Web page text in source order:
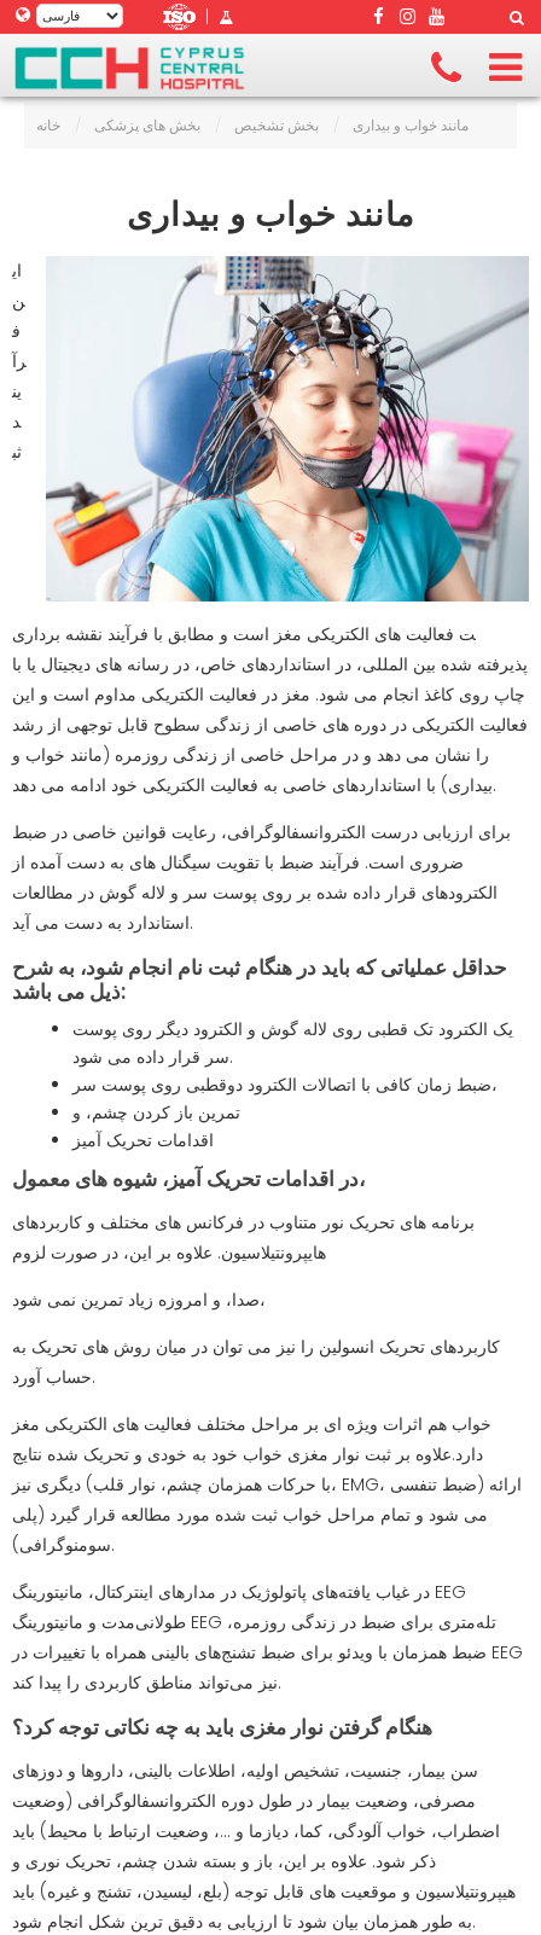
خانه / بخش های پزشکی / بخش تشخیص / مانند خواب و بیداری
مانند خواب و بیداری
ای
ن
ف
رآ
ین
د
ثب
ت فعالیت های الکتریکی مغز است و مطابق با فرآیند نقشه برداری
پذیرفته شده بین المللی، در استانداردهای خاص، در رسانه های دیجیتال یا با
چاپ روی کاغذ انجام می شود. مغز در فعالیت الکتریکی مداوم است و این
فعالیت الکتریکی در دوره های خاصی از زندگی سطوح قابل توجهی از رشد
را نشان می دهد و در مراحل خاصی از زندگی روزمره (مانند خواب و
بیداری) با استانداردهای خاصی به فعالیت الکتریکی خود ادامه می دهد.
برای ارزیابی درست الکتروانسفالوگرافی، رعایت قوانین خاصی در ضبط
ضروری است. فرآیند ضبط با تقویت سیگنال های به دست آمده از
الکترودهای قرار داده شده بر روی پوست سر و لاله گوش در مطالعات
استاندارد به دست می آید.
حداقل عملیاتی که باید در هنگام ثبت نام انجام شود، به شرح
ذیل می باشد:
یک الکترود تک قطبی روی لاله گوش و الکترود دیگر روی پوست
سر قرار داده‌ می شود.
ضبط زمان کافی با اتصالات الکترود دوقطبی روی پوست سر،
تمرین باز کردن چشم، و
اقدامات تحریک آمیز
در اقدامات تحریک آمیز، شیوه های معمول،
برنامه های تحریک نور متناوب در فرکانس های مختلف و کاربردهای
هایپرونتیلاسیون. علاوه بر این، در صورت لزوم
صدا، و امروزه زیاد تمرین نمی شود،
کاربردهای تحریک انسولین را نیز می توان در میان روش های تحریک به
حساب آورد.
خواب هم اثرات ویژه ای بر مراحل مختلف فعالیت های الکتریکی مغز
دارد.علاوه بر ثبت نوار مغزی خواب خود به خودی و تحریک شده نتایج
دیگری نیز (با حرکات همزمان چشم، نوار قلب، EMG، ضبط تنفسی) ارائه
می شود و تمام مراحل خواب ثبت شده مورد مطالعه قرار گیرد (پلی
سومنوگرافی).
در غیاب یافته‌های پاتولوژیک در مدارهای اینترکتال، مانیتورینگ EEG
طولانی‌مدت و مانیتورینگ EEG تله‌متری برای ضبط در زندگی روزمره،
ضبط همزمان با ویدئو برای ضبط تشنج‌های بالینی همراه با تغییرات در EEG
نیز می‌تواند مناطق کاربردی را پیدا کند.
هنگام گرفتن نوار مغزی باید به چه نکاتی توجه کرد؟
سن بیمار، جنسیت، تشخیص اولیه، اطلاعات بالینی، داروها و دوزهای
مصرفی، وضعیت بیمار در طول دوره الکتروانسفالوگرافی (وضعیت
اضطراب، خواب آلودگی، کما، دیازما و ...، وضعیت ارتباط با محیط) باید
ذکر شود. علاوه بر این، باز و بسته شدن چشم، تحریک نوری و
هیپرونتیلاسیون و موقعیت های قابل توجه (بلع، لیسیدن، تشنج و غیره) باید
به طور همزمان بیان شود تا ارزیابی به دقیق ترین شکل انجام شود.